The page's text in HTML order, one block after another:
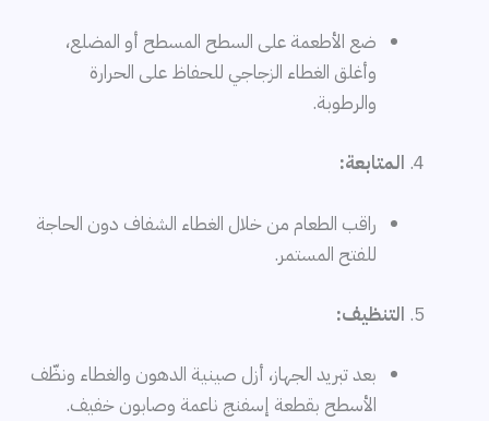
ضع الأطعمة على السطح المسطح أو المضلع،
وأغلق الغطاء الزجاجي للحفاظ على الحرارة
والرطوبة.
المتابعة:
راقب الطعام من خلال الغطاء الشفاف دون الحاجة
للفتح المستمر.
التنظيف:
بعد تبريد الجهاز، أزل صينية الدهون والغطاء ونظّف
الأسطح بقطعة إسفنج ناعمة وصابون خفيف.